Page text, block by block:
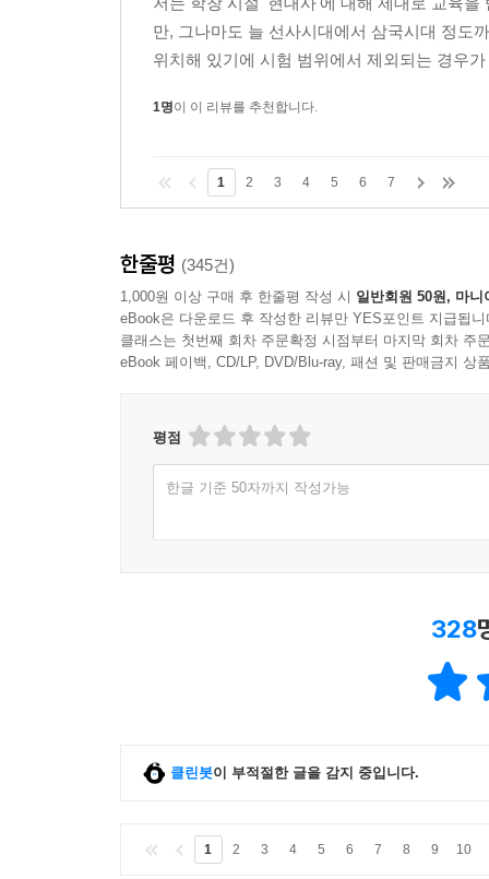
우리 현대사는 난민촌에서 태어난 쌍둥이 형제가
진 마시라. 자매보다는 형제가 죽기 살기로 싸우
(67~68쪽)
골프장으로 옮겼다는 이야기를 들었다. 그때는 등
교에서 신림사거리로 가는 길은 비포장이었다.
대학교를 나타내는 ‘ㄱㅅㄷ’을 기하학적으로 결합
복개되었고 판잣집은 철거되었으며 신림사거리
것과는 아주 크게 달라졌다. 차이는 있었지만 대
60년대 중반부터 10·26사건이 터진 1970년대 후
우리의 민주화 역사는 세 단계를 거쳤다. 4·19에
행태를 개선했다. 시민들은 더 높은 수준에서 ‘민
그런데 바로 우리의 민주주의가 과연 성숙해가
나온다. 그러나 2014년의 대한민국이 민주주의
우리의 민주주의는 대통령과 정부, 집권세력이
나는 어떻게 되든 이 싸움이 패배로 끝날 것이라
여동생이 뒤따라왔다.
어릴 적 밥상머리에서 아버지에게 이순신, 김유
개인을 흠모하는 성향이 있다. 스스로 계획을 세
무언가를 시키는 것도 왠지 편하지 않다. 돈이나
하기도 했다. 스물여섯 살 이후에는 주로 글 쓰
칼럼니스트로 활동하다가 정치에 입문해 국회의
만, 그나마도 늘 선사시대에서 삼국시대 정도
위치해 있기에 시험 범위에서 제외되는 경우
1명이 이 리뷰를 추천합니다.
1 2 3 4 5 6 7
한줄평 (345건)
1,000원 이상 구매 후 한줄평 작성 시 일반회원 50원, 마니
eBook은 다운로드 후 작성한 리뷰만 YES포인트 지급됩니
클래스는 첫번째 회차 주문확정 시점부터 마지막 회차 주
eBook 페이백, CD/LP, DVD/Blu-ray, 패션 및 판매금지 상
평점
한글 기준 50자까지 작성가능
328
클린봇이 부적절한 글을 감지 중입니다.
1 2 3 4 5 6 7 8 9 10